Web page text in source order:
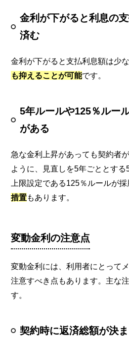
金利が下がると利息の
済む
金利が下がると支払利息額は少
も抑えることが可能です。
5年ルールや125％ルー
がある
急な金利上昇があっても契約者
ように、見直しを5年ごととす
上限設定である125％ルールが
措置もあります。
変動金利の注意点
変動金利には、利用者にとって
注意すべき点もあります。主な
す。
契約時に返済総額が決